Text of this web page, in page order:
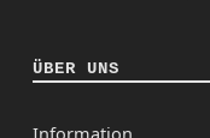
ÜBER UNS